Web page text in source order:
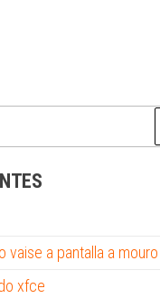
vaise a pantalla a mouro
xfce